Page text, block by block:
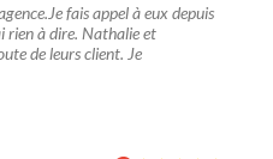
fais appel à eux depuis
rien à dire. Nathalie et
de leurs client. Je